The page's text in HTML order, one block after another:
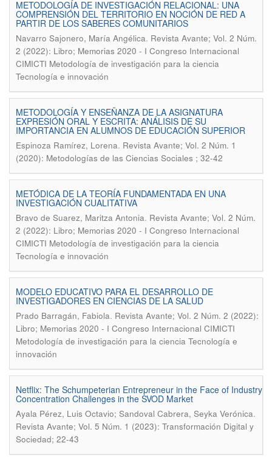
METODOLOGÍA DE INVESTIGACIÓN RELACIONAL: UNA
COMPRENSIÓN DEL TERRITORIO EN NOCIÓN DE RED A
PARTIR DE LOS SABERES COMUNITARIOS
Navarro Sajonero, María Angélica. Revista Avante; Vol. 2 Núm.
2 (2022): Libro; Memorias 2020 - I Congreso Internacional
CIMICTI Metodología de investigación para la ciencia
Tecnología e innovación
METODOLOGÍA Y ENSEÑANZA DE LA ASIGNATURA
EXPRESIÓN ORAL Y ESCRITA: ANÁLISIS DE SU
IMPORTANCIA EN ALUMNOS DE EDUCACIÓN SUPERIOR
Espinoza Ramírez, Lorena. Revista Avante; Vol. 2 Núm. 1
(2020): Metodologías de las Ciencias Sociales ; 32-42
METÓDICA DE LA TEORÍA FUNDAMENTADA EN UNA
INVESTIGACIÓN CUALITATIVA
Bravo de Suarez, Maritza Antonia. Revista Avante; Vol. 2 Núm.
2 (2022): Libro; Memorias 2020 - I Congreso Internacional
CIMICTI Metodología de investigación para la ciencia
Tecnología e innovación
MODELO EDUCATIVO PARA EL DESARROLLO DE
INVESTIGADORES EN CIENCIAS DE LA SALUD
Prado Barragán, Fabiola. Revista Avante; Vol. 2 Núm. 2 (2022):
Libro; Memorias 2020 - I Congreso Internacional CIMICTI
Metodología de investigación para la ciencia Tecnología e
innovación
Netflix: The Schumpeterian Entrepreneur in the Face of Industry
Concentration Challenges in the SVOD Market
Ayala Pérez, Luis Octavio; Sandoval Cabrera, Seyka Verónica.
Revista Avante; Vol. 5 Núm. 1 (2023): Transformación Digital y
Sociedad; 22-43